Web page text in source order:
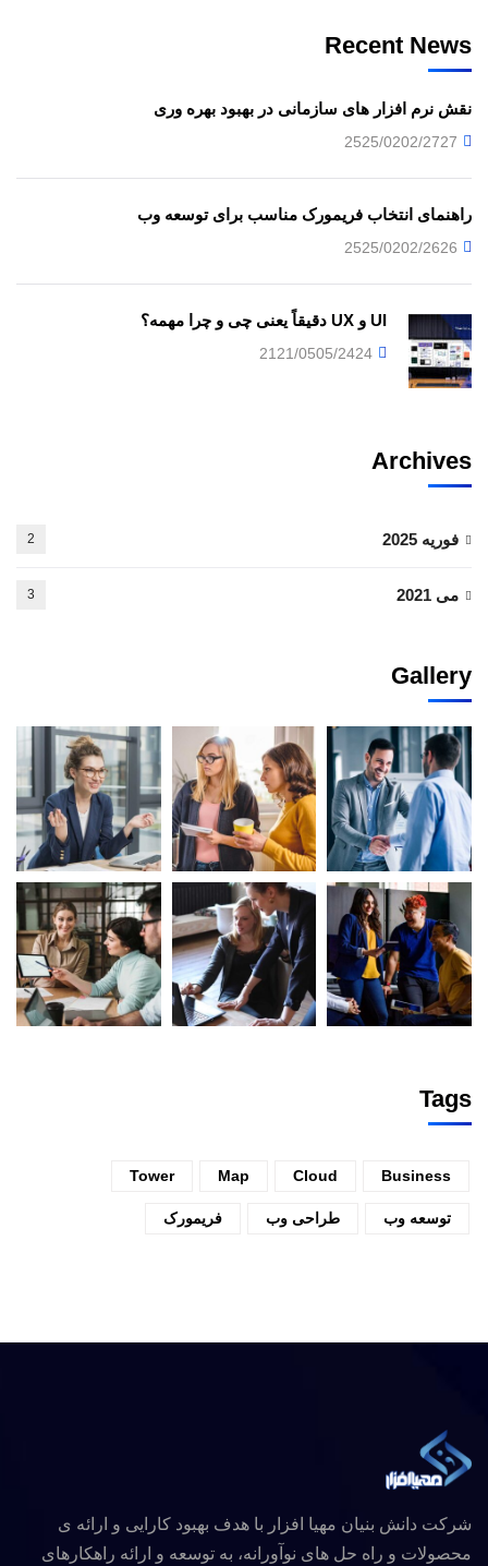
Recent News
نقش نرم افزار های سازمانی در بهبود بهره وری
2525/0202/2727
راهنمای انتخاب فریمورک مناسب برای توسعه وب
2525/0202/2626
UI و UX دقیقاً یعنی چی و چرا مهمه؟
2121/0505/2424
Archives
فوریه 2025 2
می 2021 3
Gallery
Tags
Business
Cloud
Map
Tower
توسعه وب طراحی وب فریمورک
شرکت دانش بنیان مهیا افزار با هدف بهبود کارایی و ارائه ی
محصولات و راه حل های نوآورانه، به توسعه و ارائه راهکارهای